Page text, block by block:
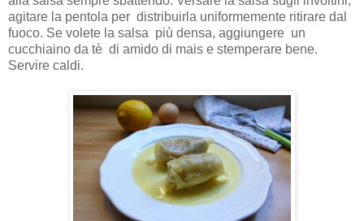
agitare la pentola per distribuirla uniformemente ritirare dal
fuoco. Se volete la salsa più densa, aggiungere un
cucchiaino da tè di amido di mais e stemperare bene.
Servire caldi.